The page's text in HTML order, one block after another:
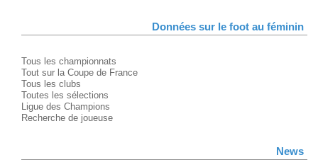
Données sur le foot au féminin
Tous les championnats
Tout sur la Coupe de France
Tous les clubs
Toutes les sélections
Ligue des Champions
Recherche de joueuse
News